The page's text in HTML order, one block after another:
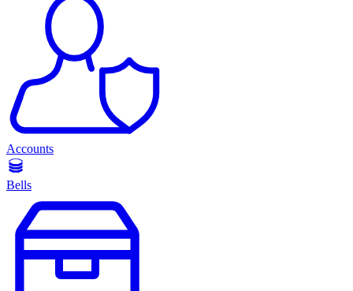
Accounts
Bells